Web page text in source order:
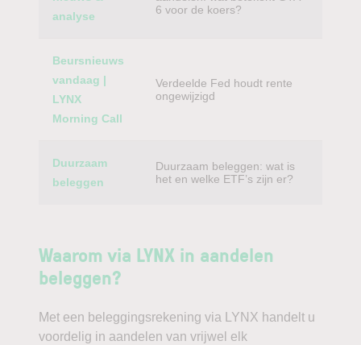
analyse
6 voor de koers?
Beursnieuws
vandaag |
LYNX
Morning Call
Verdeelde Fed houdt rente
ongewijzigd
Duurzaam
beleggen
Duurzaam beleggen: wat is
het en welke ETF’s zijn er?
Waarom via LYNX in aandelen
beleggen?
Met een beleggingsrekening via LYNX handelt u
voordelig in aandelen van vrijwel elk